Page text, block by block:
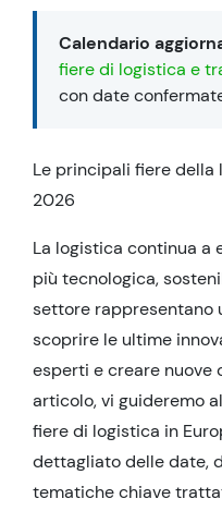
Calendario
fiere di logistica e
con date
Le principali fiere della
2026
La logistica continua a
più tecnologica,
settore rappresentano
scoprire le ultime
esperti e creare nuove
articolo, vi guideremo
fiere di logistica in
dettagliato delle date,
tematiche chiave